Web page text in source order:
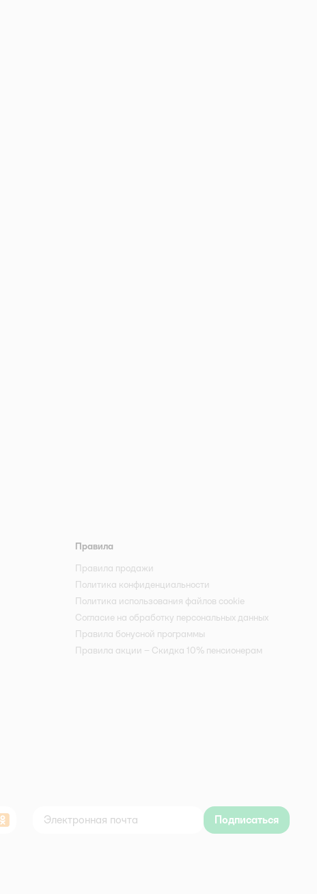
Правила
Правила продажи
Политика конфиденциальности
Политика использования файлов cookie
Согласие на обработку персональных данных
Правила бонусной программы
Правила акции – Скидка 10% пенсионерам
Одноклассники Подписаться